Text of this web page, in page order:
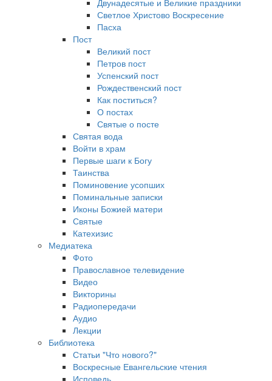
Двунадесятые и Великие праздники
Светлое Христово Воскресение
Пасха
Пост
Великий пост
Петров пост
Успенский пост
Рождественский пост
Как поститься?
О постах
Святые о посте
Святая вода
Войти в храм
Первые шаги к Богу
Таинства
Поминовение усопших
Поминальные записки
Иконы Божией матери
Святые
Катехизис
Медиатека
Фото
Православное телевидение
Видео
Викторины
Радиопередачи
Аудио
Лекции
Библиотека
Статьи "Что нового?"
Воскресные Евангельские чтения
Исповедь